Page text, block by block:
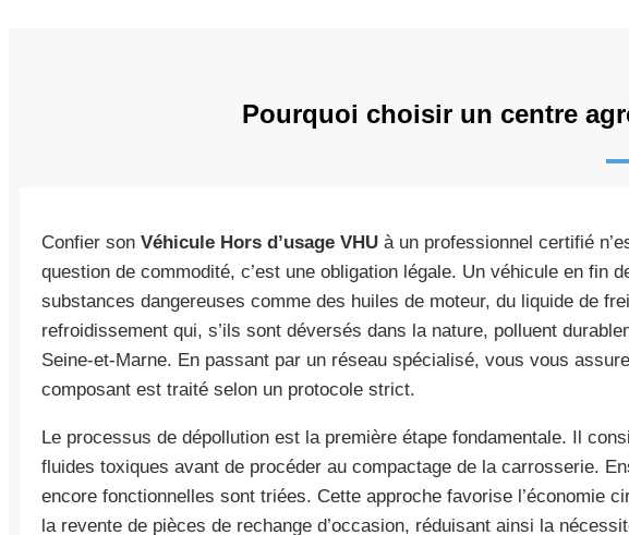
Pourquoi choisir un centre
Confier son Véhicule Hors d’usage VHU à un professionnel certifié
question de commodité, c’est une obligation légale. Un véhicule en fin
substances dangereuses comme des huiles de moteur, du liquide de
refroidissement qui, s’ils sont déversés dans la nature, polluent
Seine-et-Marne. En passant par un réseau spécialisé, vous vous
composant est traité selon un protocole strict.
Le processus de dépollution est la première étape fondamentale. Il
fluides toxiques avant de procéder au compactage de la carrosserie.
encore fonctionnelles sont triées. Cette approche favorise l’économie
la revente de pièces de rechange d’occasion, réduisant ainsi la